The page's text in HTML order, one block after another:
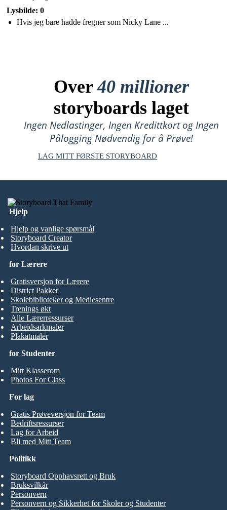
Lysbilde: 0
Hvis jeg bare hadde fregner som Nicky Lane ...
Over40 millioner
storyboards laget
Ingen Nedlastinger, Ingen Kredittkort og Ingen
Pålogging Nødvendig for å Prøve!
LAG MITT FØRSTE STORYBOARD
Hjelp
Hjelp og vanlige spørsmål
Storyboard Creator
Hvordan skrive ut
for Studenter
Mitt Klasserom
Photos For Class
for Lærere
Gratisversjon for Lærere
District Pakker
Skolebiblioteker og Mediesentre
Trenings økt
Alle Lærerressurser
Arbeidsarkmaler
Plakatmaler
For lag
Gratis Prøveversjon for Team
Bedriftsressurser
Lag for Arbeid
Bli med Mitt Team
Politikk
Storyboard Opphavsrett og Bruk
Bruksvilkår
Personvern
Personvern og Sikkerhet for Skoler og Studenter